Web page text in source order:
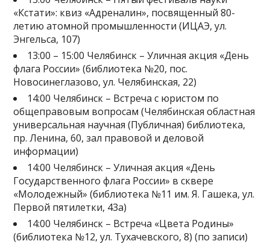
«Кстати»: квиз «Адреналин», посвященный 80-
летию атомной промышленности (ИЦАЭ, ул.
Энгельса, 107)
13:00 – 15:00 Челябинск – Уличная акция «День
флага России» (библиотека №20, пос.
Новосинеглазово, ул. Челябинская, 22)
14:00 Челябинск – Встреча с юристом по
общеправовым вопросам (Челябинская областная
универсальная научная (Публичная) библиотека,
пр. Ленина, 60, зал правовой и деловой
информации)
14:00 Челябинск – Уличная акция «День
Государственного флага России» в сквере
«Молодежный» (библиотека №11 им. Я. Гашека, ул.
Первой пятилетки, 43а)
14:00 Челябинск – Встреча «Цвета Родины»
(библиотека №12, ул. Тухачевского, 8) (по записи)